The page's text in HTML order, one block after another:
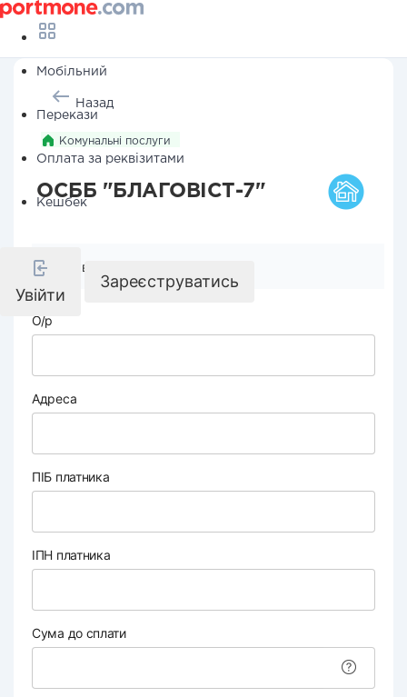
Мобільний
Перекази
Оплата за реквізитами
Кешбек
Увійти
Зареєструватись
Назад
Комунальні послуги
ОСББ "БЛАГОВІСТ-7"
Реквізити компанії
О/р
Адреса
ПІБ платника
ІПН платника
Сума до сплати